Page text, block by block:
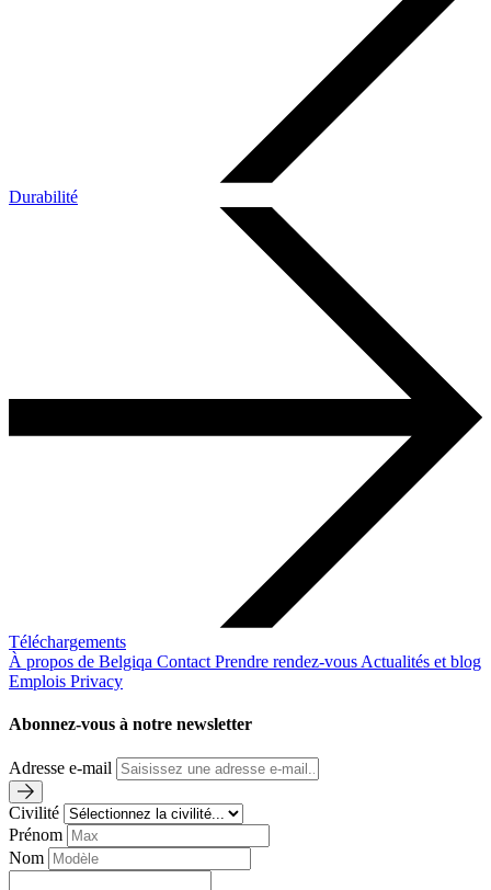
Durabilité
Téléchargements
À propos de Belgiqa Contact Prendre rendez-vous Actualités et blog
Emplois Privacy
Abonnez-vous à notre newsletter
Adresse e-mail
Civilité
Prénom
Nom